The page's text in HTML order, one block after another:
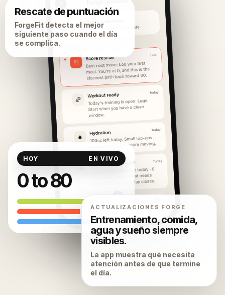
Rescate de puntuación
ForgeFit detecta el mejor
siguiente paso cuando el día
se complica.
HOY EN VIVO
0 to 80
ACTUALIZACIONES FORGE
Entrenamiento, comida,
agua y sueño siempre
visibles.
La app muestra qué necesita
atención antes de que termine
el día.